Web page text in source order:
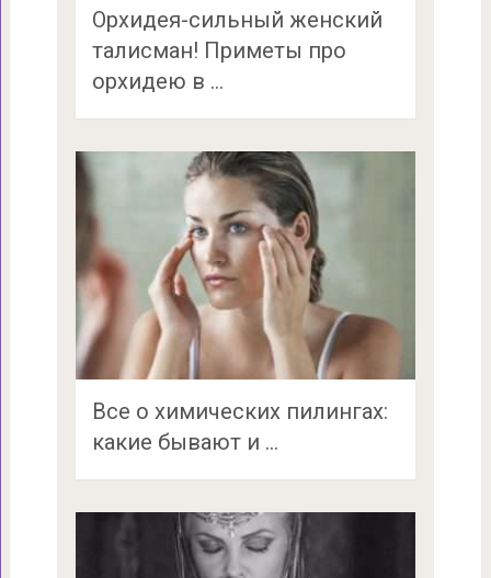
Орхидея-сильный женский
талисман! Приметы про
орхидею в …
Все о химических пилингах:
какие бывают и …